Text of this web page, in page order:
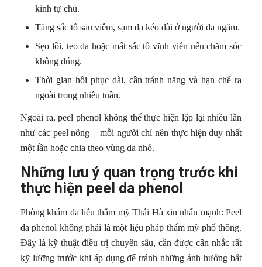
kinh tự chủ.
Tăng sắc tố sau viêm, sạm da kéo dài ở người da ngăm.
Sẹo lồi, teo da hoặc mất sắc tố vĩnh viễn nếu chăm sóc
không đúng.
Thời gian hồi phục dài, cần tránh nắng và hạn chế ra
ngoài trong nhiều tuần.
Ngoài ra, peel phenol không thể thực hiện lặp lại nhiều lần
như các peel nông – mỗi người chỉ nên thực hiện duy nhất
một lần hoặc chia theo vùng da nhỏ.
Những lưu ý quan trọng trước khi
thực hiện peel da phenol
Phòng khám da liễu thẩm mỹ Thái Hà xin nhấn mạnh: Peel
da phenol không phải là một liệu pháp thẩm mỹ phổ thông.
Đây là kỹ thuật điều trị chuyên sâu, cần được cân nhắc rất
kỹ lưỡng trước khi áp dụng để tránh những ảnh hưởng bất